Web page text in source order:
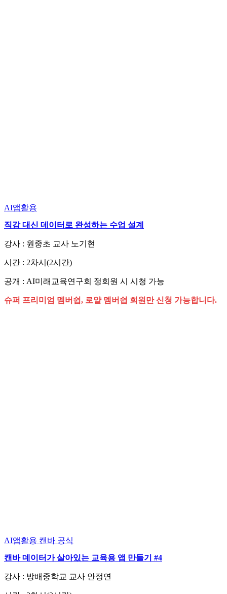
AI앱활용
직감 대신 데이터로 완성하는 수업 설계
강사 : 원중초 교사 노기현
시간 : 2차시(2시간)
공개 : AI미래교육연구회 정회원 시 시청 가능
슈퍼 프리미엄 멤버쉽, 로얄 멤버쉽 회원만 신청 가능합니다.
AI앱활용 캔바 공식
캔바 데이터가 살아있는 교육용 앱 만들기 #4
강사 : 방배중학교 교사 안정연